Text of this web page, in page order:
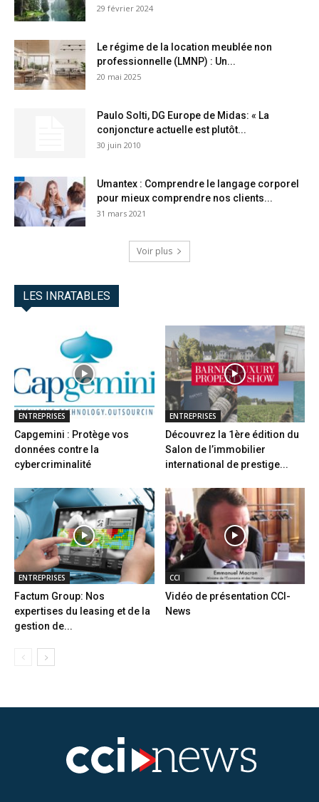
29 février 2024
Le régime de la location meublée non
professionnelle (LMNP) : Un...
20 mai 2025
Paulo Solti, DG Europe de Midas: « La
conjoncture actuelle est plutôt...
30 juin 2010
Umantex : Comprendre le langage corporel
pour mieux comprendre nos clients...
31 mars 2021
Voir plus
LES INRATABLES
ENTREPRISES
Capgemini : Protège vos
données contre la
cybercriminalité
ENTREPRISES
Découvrez la 1ère édition du
Salon de l’immobilier
international de prestige...
ENTREPRISES
Factum Group: Nos
expertises du leasing et de la
gestion de...
CCI
Vidéo de présentation CCI-
News